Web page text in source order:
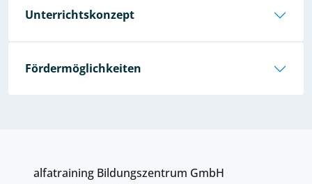
Unterrichtskonzept
Fördermöglichkeiten
alfatraining Bildungszentrum GmbH